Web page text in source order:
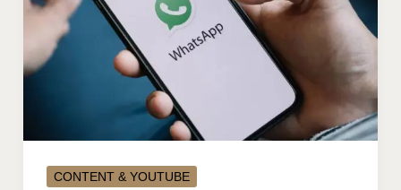
CONTENT & YOUTUBE